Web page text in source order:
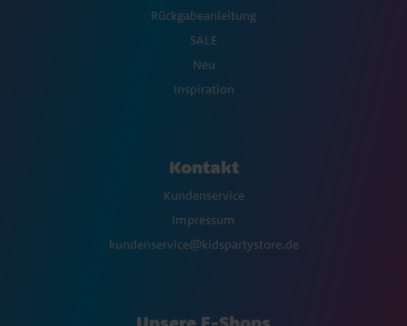
Rückgabeanleitung
SALE
Neu
Inspiration
Kontakt
Kundenservice
Impressum
kundenservice@kidspartystore.de